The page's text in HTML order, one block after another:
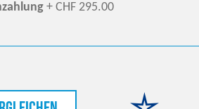
+ CHF 295.00